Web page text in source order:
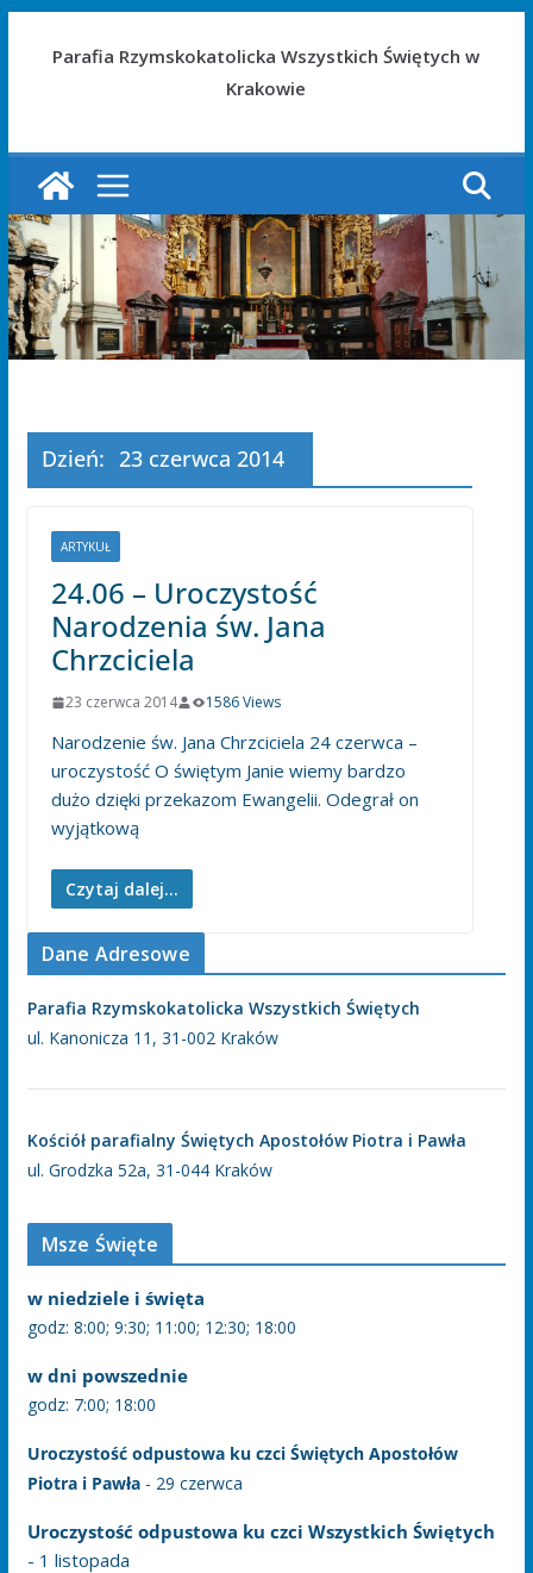
Parafia Rzymskokatolicka Wszystkich Świętych w
Krakowie
Dzień: 23 czerwca 2014
ARTYKUŁ
24.06 – Uroczystość
Narodzenia św. Jana
Chrzciciela
23 czerwca 2014 1586 Views
Narodzenie św. Jana Chrzciciela 24 czerwca –
uroczystość O świętym Janie wiemy bardzo
dużo dzięki przekazom Ewangelii. Odegrał on
wyjątkową
Czytaj dalej...
Dane Adresowe
Parafia Rzymskokatolicka Wszystkich Świętych
ul. Kanonicza 11, 31-002 Kraków
Kościół parafialny Świętych Apostołów Piotra i Pawła
ul. Grodzka 52a, 31-044 Kraków
Msze Święte
w niedziele i święta
godz: 8:00; 9:30; 11:00; 12:30; 18:00
w dni powszednie
godz: 7:00; 18:00
Uroczystość odpustowa ku czci Świętych Apostołów
Piotra i Pawła- 29 czerwca
Uroczystość odpustowa ku czci Wszystkich Świętych
- 1 listopada